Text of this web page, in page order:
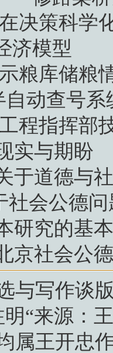
决策科学
济模型
粮库储粮
自动查号
程指挥部
实与期盼
于道德与
社会公德
研究的基
京社会公
与写作谈
“来源：
属王开忠